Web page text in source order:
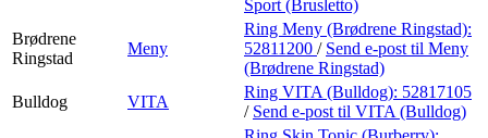
Sport (Brusletto)
Brødrene
Ringstad
Meny
Ring Meny (Brødrene Ringstad):
52811200 / Send e-post til Meny
(Brødrene Ringstad)
Bulldog
VITA
Ring VITA (Bulldog): 52817105
/ Send e-post til VITA (Bulldog)